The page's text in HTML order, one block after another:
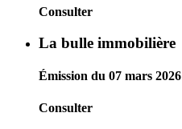
Consulter
La bulle immobilière
Émission du 07 mars 2026
Consulter